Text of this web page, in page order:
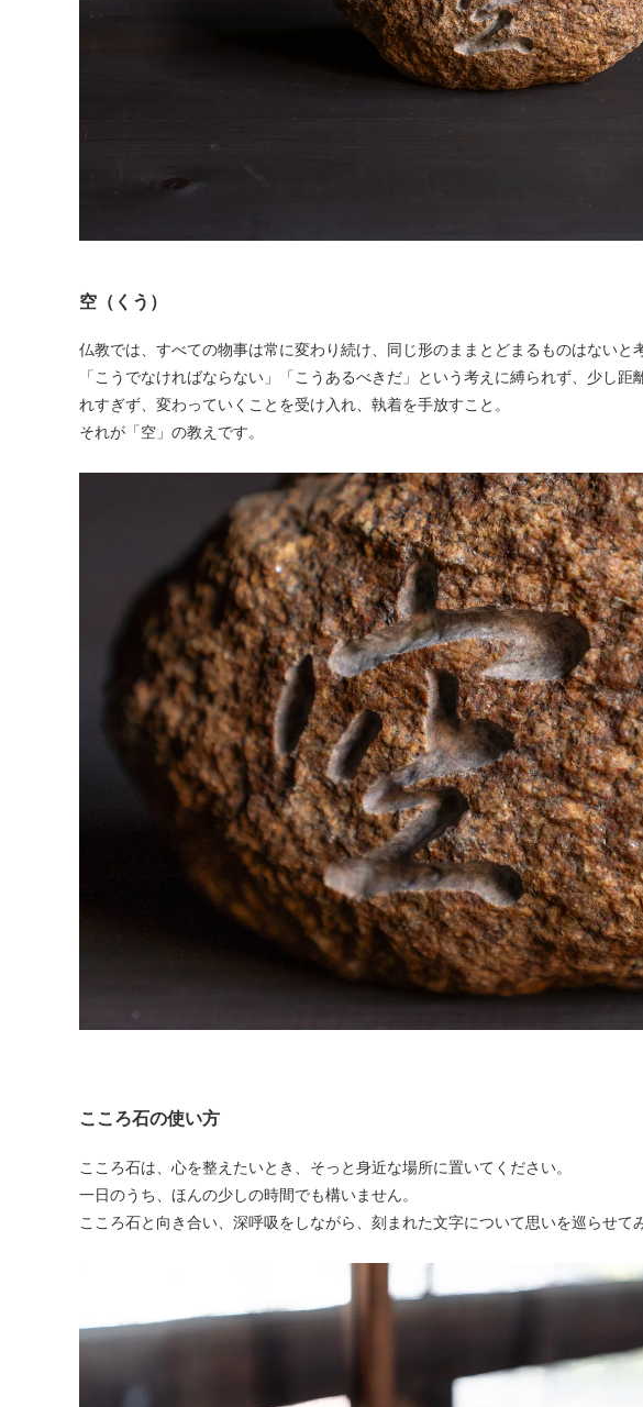
空（くう）
仏教では、すべての物事は常に変わり続け、同じ形のままとどまるものはないと
「こうでなければならない」「こうあるべきだ」という考えに縛られず、少し
れすぎず、変わっていくことを受け入れ、執着を手放すこと。
それが「空」の教えです。
こころ石の使い方
こころ石は、心を整えたいとき、そっと身近な場所に置いてください。
一日のうち、ほんの少しの時間でも構いません。
こころ石と向き合い、深呼吸をしながら、刻まれた文字について思いを巡らせて